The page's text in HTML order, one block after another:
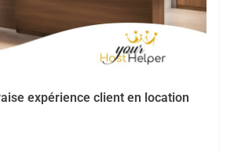
expérience client en location